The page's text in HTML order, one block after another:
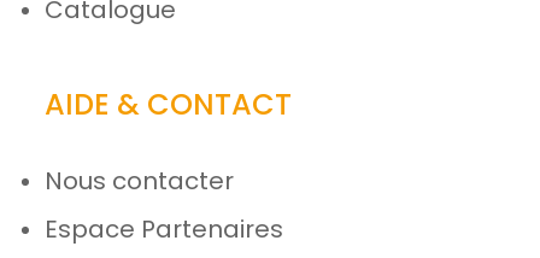
Catalogue
AIDE & CONTACT
Nous contacter
Espace Partenaires